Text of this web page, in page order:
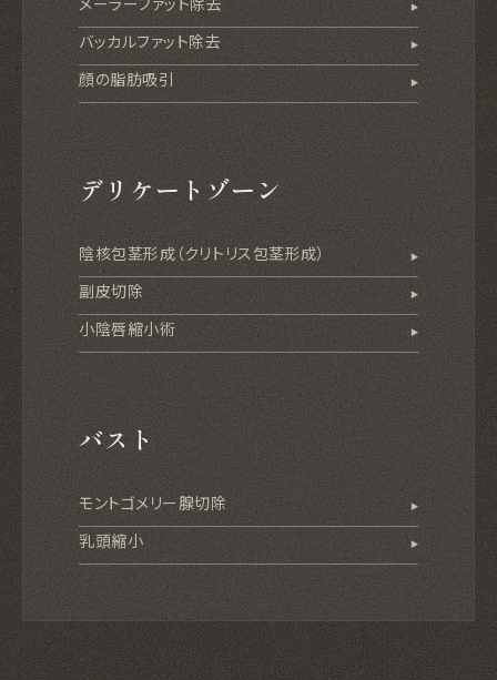
バッカルファット除去
顔の脂肪吸引
デリケートゾーン
陰核包茎形成（クリトリス包茎形成）
副皮切除
小陰唇縮小術
バスト
モントゴメリー腺切除
乳頭縮小